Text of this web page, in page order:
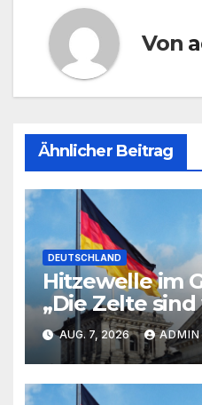
Von
Ähnlicher Beitrag
DEUTSCHLAND
Hitzewelle im
„Die Zelte
Backöfen“
AUG. 7, 2026 ADMIN